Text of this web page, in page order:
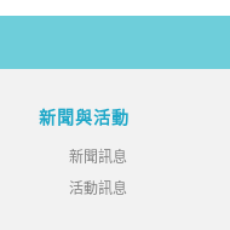
新聞與活動
新聞訊息
活動訊息